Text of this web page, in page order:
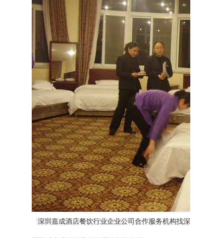
深圳嘉成酒店餐饮行业企业公司合作服务机构找深